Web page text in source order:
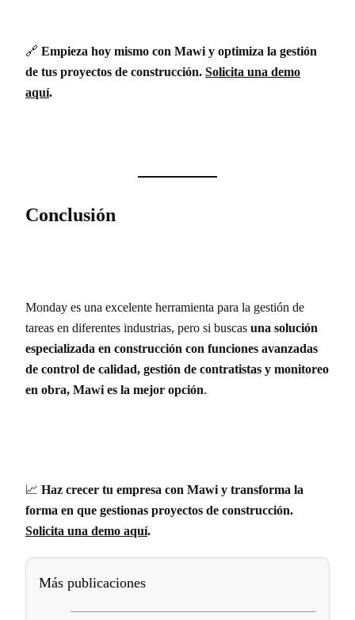
Más publicaciones
🔗 Empieza hoy mismo con Mawi y optimiza la gestión
de tus proyectos de construcción. Solicita una demo
aquí.
Conclusión
Monday es una excelente herramienta para la gestión de
tareas en diferentes industrias, pero si buscas una solución
especializada en construcción con funciones avanzadas
de control de calidad, gestión de contratistas y monitoreo
en obra, Mawi es la mejor opción.
📈 Haz crecer tu empresa con Mawi y transforma la
forma en que gestionas proyectos de construcción.
Solicita una demo aquí.